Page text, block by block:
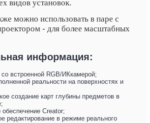
видов установок.
можно использовать в паре с
- для более масштабных
информация:
со встроенной RGB/ИКкамерой;
реальности на поверхностях и
создание карт глубины предметов в
Creator;
редактирование в режиме реального